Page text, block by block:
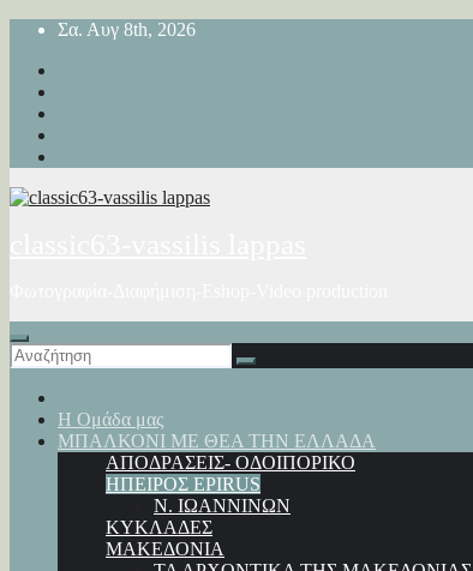
Μετάβαση
περιεχόμενο
Σα. Αυγ 8th, 2026
Η Ομάδα μας
ΜΠΑΛΚΟΝΙ ΜΕ ΘΕΑ ΤΗΝ ΕΛΛΑΔΑ
ΑΠΟΔΡΑΣΕΙΣ- ΟΔΟΙΠΟΡΙΚΟ
ΗΠΕΙΡΟΣ EPIRUS
Ν. ΙΩΑΝΝΙΝΩΝ
ΚΥΚΛΑΔΕΣ
ΜΑΚΕΔΟΝΙΑ